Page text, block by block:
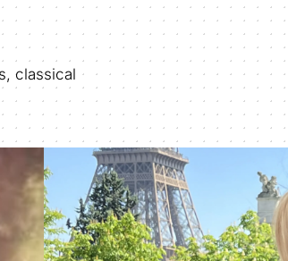
classical